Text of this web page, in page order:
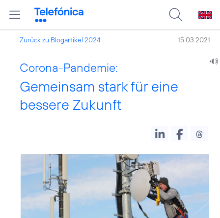
Zurück zu Blogartikel 2024 15.03.2021
Corona-Pandemie:
Gemeinsam stark für eine
bessere Zukunft